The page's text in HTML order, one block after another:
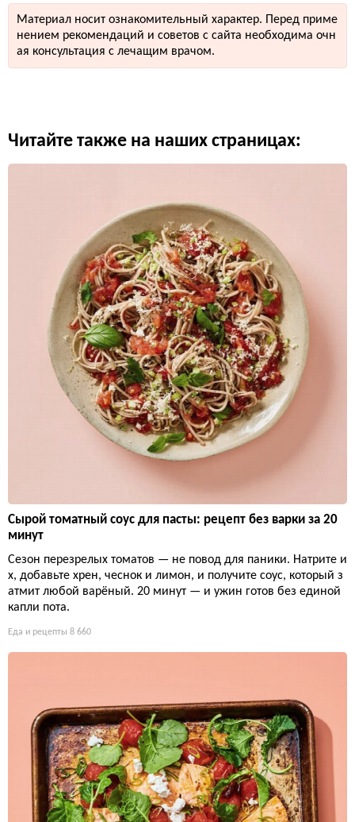
Материал носит ознакомительный характер. Перед приме
нением рекомендаций и советов с сайта необходима очн
ая консультация с лечащим врачом.
Читайте также на наших страницах:
Сырой томатный соус для пасты: рецепт без варки за 20
минут
Сезон перезрелых томатов — не повод для паники. Натрите и
х, добавьте хрен, чеснок и лимон, и получите соус, который з
атмит любой варёный. 20 минут — и ужин готов без единой
капли пота.
Еда и рецепты 8 660